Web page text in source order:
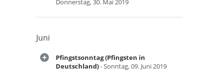
Donnerstag, 30. Mai 2019
Juni
Pfingstsonntag (Pfingsten in
Deutschland)- Sonntag, 09. Juni 2019